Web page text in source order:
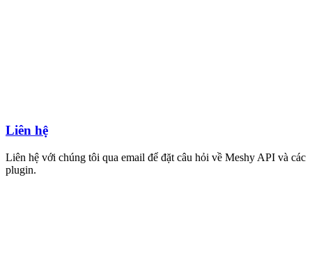
Liên hệ
Liên hệ với chúng tôi qua email để đặt câu hỏi về Meshy API và các
plugin.